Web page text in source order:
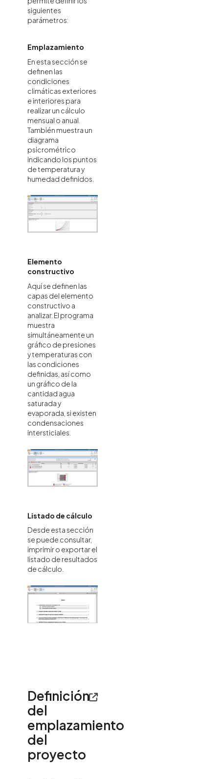
siguientes
parámetros:
Emplazamiento
En esta sección se
definen las
condiciones
climáticas exteriores
e interiores para
realizar un cálculo
mensual o anual.
También muestra un
diagrama
psicrométrico
indicando los puntos
de temperatura y
humedad definidos.
Elemento
constructivo
Aquí se definen las
capas del elemento
constructivo a
analizar. El programa
muestra
simultáneamente un
gráfico de presiones
y temperaturas con
las condiciones
definidas, así como
un gráfico de la
cantidad agua
saturada y
evaporada, si existen
condensaciones
intersticiales.
Listado de cálculo
Desde esta sección
se puede consultar,
imprimir o exportar el
listado de resultados
de cálculo.
Definición
del
emplazamiento
del
proyecto